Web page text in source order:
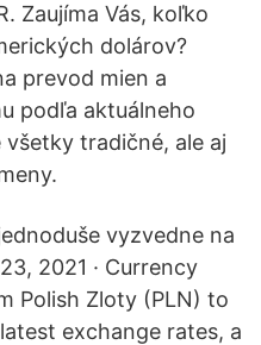
Zaujíma Vás, koľko
dolárov?
prevod mien a
podľa aktuálneho
tradičné, ale aj
vyzvedne na
2021 · Currency
Polish Zloty (PLN) to
exchange rates, a